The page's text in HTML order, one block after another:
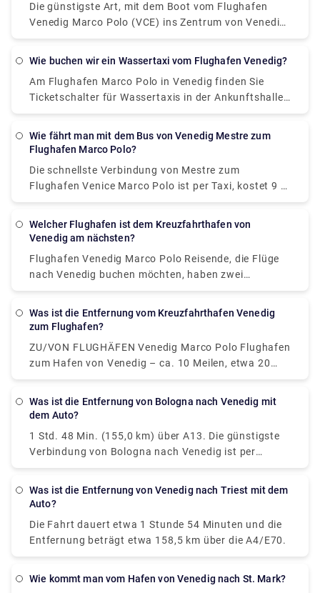
in Neapel eine schreckliche Pizza zu bekommen,
aber wenn Sie eine wirklich großartige Pizza wollen
gehen Sie zu Di Matteo. Ob in ihrer einfachen
Version mit Mozzarella Fiordilatte oder Mozzarella
de Bufala (in diesem Fall würde sie technisch als
Die günstigste Art, mit dem Boot vom Flughafen
Venedig Marco Polo (VCE) ins Zentrum von Venedig
zu reisen, ist der Wasserbus (Vaporetto), der von
Flughafen nach San Marco beträgt etwa 70
Minuten.
Wie buchen wir ein Wassertaxi vom Flughafen Venedig?
Am Flughafen Marco Polo in Venedig finden Sie
Ticketschalter für Wassertaxis in der Ankunftshalle,
nachdem Sie die Gepäckausgabe verlassen haben.
„Schnellboot nach Venedig“.) Nachdem Sie Ihren
und nehmen Sie den Rollsteig zu den Bootsanlegern.
Wie fährt man mit dem Bus von Venedig Mestre zum
Flughafen Marco Polo?
Die schnellste Verbindung von Mestre zum
Flughafen Venice Marco Polo ist per Taxi, kostet 9 €
- 11 € und dauert 10 Min..
Welcher Flughafen ist dem Kreuzfahrthafen von
Venedig am nächsten?
Flughafen Venedig Marco Polo Reisende, die Flüge
nach Venedig buchen möchten, haben zwei
Hauptflughafenoptionen. Nämlich der Flughafen
Treviso (TSF). Der Flughafen Venedig Marco Polo ist
der Reisenden, die nach Venedig reisen, wird seine
Terminals passieren.
Was ist die Entfernung vom Kreuzfahrthafen Venedig
zum Flughafen?
ZU/VON FLUGHÄFEN Venedig Marco Polo Flughafen
zum Hafen von Venedig – ca. 10 Meilen, etwa 20
Minuten Fahrt. Der Hafen ist auch auf dem
Wassertaxi.
Was ist die Entfernung von Bologna nach Venedig mit
dem Auto?
1 Std. 48 Min. (155,0 km) über A13. Die günstigste
Verbindung von Bologna nach Venedig ist per
Mitfahrdienst, kostet 9 € und dauert 2 Std. 4 Min..
Was ist die Entfernung von Venedig nach Triest mit dem
Auto?
Die Fahrt dauert etwa 1 Stunde 54 Minuten und die
Entfernung beträgt etwa 158,5 km über die A4/E70.
Wie kommt man vom Hafen von Venedig nach St. Mark?